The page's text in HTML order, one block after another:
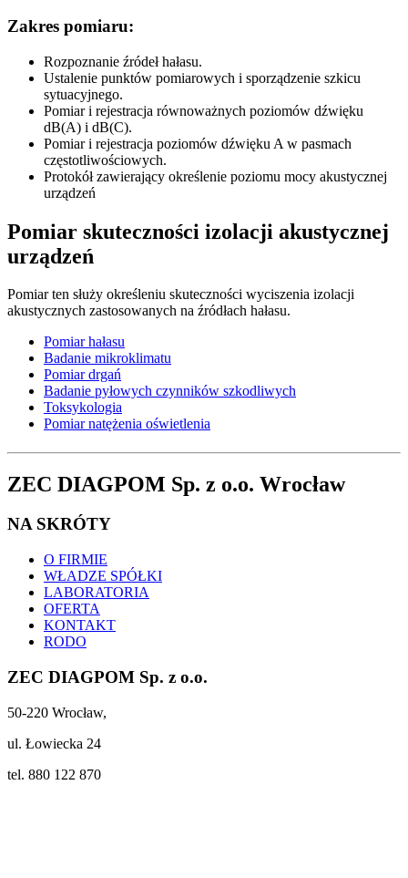
Zakres pomiaru:
Rozpoznanie źródeł hałasu.
Ustalenie punktów pomiarowych i sporządzenie szkicu
sytuacyjnego.
Pomiar i rejestracja równoważnych poziomów dźwięku
dB(A) i dB(C).
Pomiar i rejestracja poziomów dźwięku A w pasmach
częstotliwościowych.
Protokół zawierający określenie poziomu mocy akustycznej
urządzeń
Pomiar skuteczności izolacji akustycznej
urządzeń
Pomiar ten służy określeniu skuteczności wyciszenia izolacji
akustycznych zastosowanych na źródłach hałasu.
Pomiar hałasu
Badanie mikroklimatu
Pomiar drgań
Badanie pyłowych czynników szkodliwych
Toksykologia
Pomiar natężenia oświetlenia
ZEC DIAGPOM Sp. z o.o. Wrocław
NA SKRÓTY
O FIRMIE
WŁADZE SPÓŁKI
LABORATORIA
OFERTA
KONTAKT
RODO
ZEC DIAGPOM Sp. z o.o.
50-220 Wrocław,
ul. Łowiecka 24
tel. 880 122 870